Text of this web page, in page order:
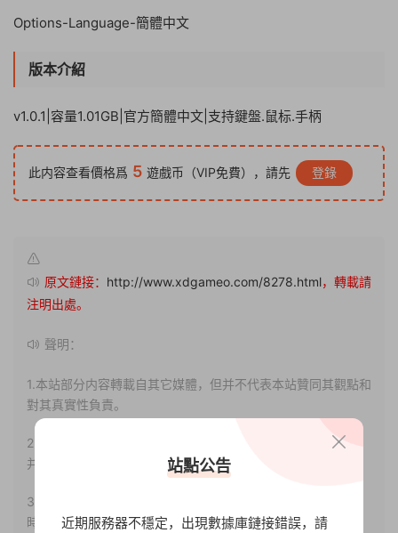
Options-Language-簡體中文
版本介紹
v1.0.1|容量1.01GB|官方簡體中文|支持鍵盤.鼠标.手柄
此内容查看價格爲 5 遊戲币（VIP免費），請先 登錄
原文鏈接： http://www.xdgameo.com/8278.html，轉載請
注明出處。
聲明：
1.本站部分内容轉載自其它媒體，但并不代表本站贊同其觀點和
對其真實性負責。
2.若您需要商業運營或用于其他商業活動，請您購買正版授權
并合法使用。
3.如果本站有侵犯、不妥之處的資源，請聯系我們。将會第一
時間解決！
站點公告
近期服務器不穩定，出現數據庫鏈接錯誤，請